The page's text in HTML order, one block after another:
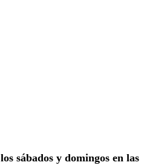
los sábados y domingos en